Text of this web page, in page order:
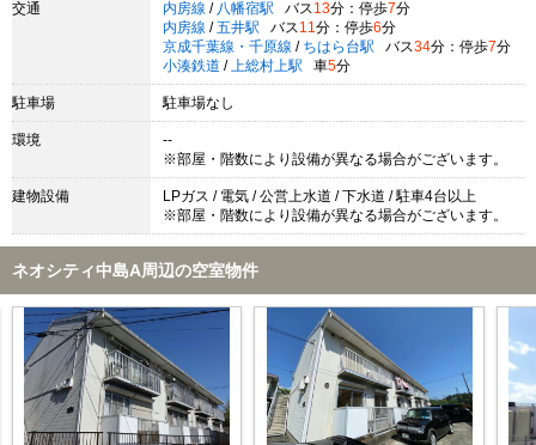
交通 内房線 / 八幡宿駅 バス 13分：停歩7分
内房線 / 五井駅 バス 11 分：停歩6分
京成千葉線・千原線 / ちはら台駅 バス34分：停歩7分
小湊鉄道 / 上総村上駅 車5分
駐車場 駐車場なし
環境
--
※部屋・階数により設備が異なる場合がございます。
建物設備
LPガス / 電気 / 公営上水道 / 下水道 / 駐車4台以上
※部屋・階数により設備が異なる場合がございます。
ネオシティ中島A周辺の空室物件